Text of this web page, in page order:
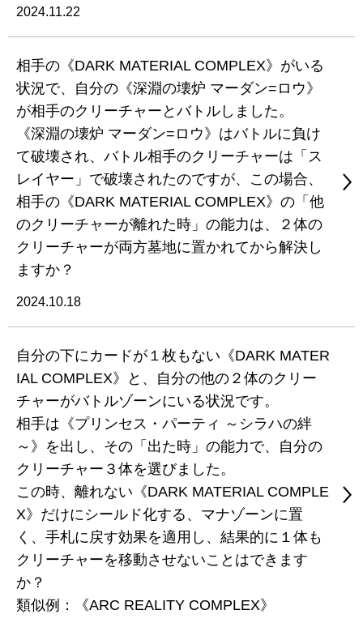
2024.11.22
相手の《DARK MATERIAL COMPLEX》がいる
状況で、自分の《深淵の壊炉 マーダン=ロウ》
が相手のクリーチャーとバトルしました。
《深淵の壊炉 マーダン=ロウ》はバトルに負け
て破壊され、バトル相手のクリーチャーは「ス
レイヤー」で破壊されたのですが、この場合、
相手の《DARK MATERIAL COMPLEX》の「他
のクリーチャーが離れた時」の能力は、２体の
クリーチャーが両方墓地に置かれてから解決し
ますか？
2024.10.18
自分の下にカードが１枚もない《DARK MATER
IAL COMPLEX》と、自分の他の２体のクリー
チャーがバトルゾーンにいる状況です。
相手は《プリンセス・パーティ ～シラハの絆
～》を出し、その「出た時」の能力で、自分の
クリーチャー３体を選びました。
この時、離れない《DARK MATERIAL COMPLE
X》だけにシールド化する、マナゾーンに置
く、手札に戻す効果を適用し、結果的に１体も
クリーチャーを移動させないことはできます
か？
類似例：《ARC REALITY COMPLEX》